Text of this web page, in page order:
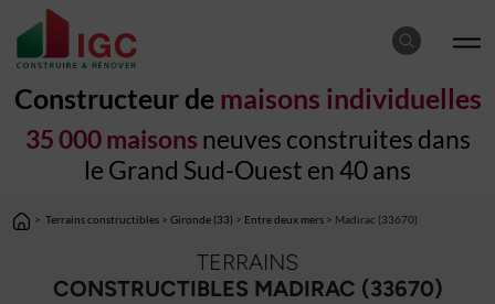
Constructeur de maisons individuelles
35 000 maisons neuves construites dans
le Grand Sud-Ouest en 40 ans
> Terrains constructibles > Gironde (33) > Entre deux mers > Madirac (33670)
TERRAINS
CONSTRUCTIBLES MADIRAC (33670)